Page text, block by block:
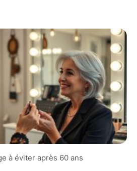
à éviter après 60 ans